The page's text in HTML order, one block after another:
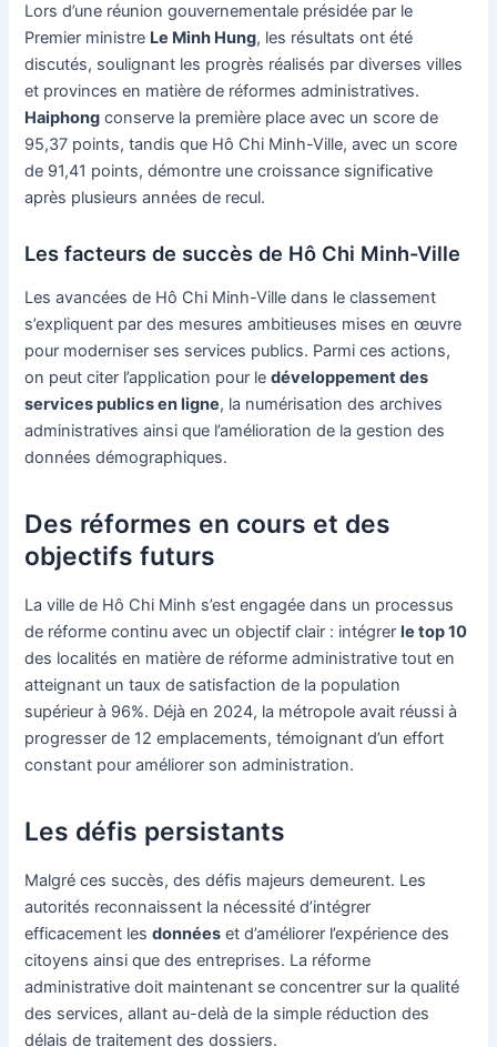
Lors d’une réunion gouvernementale présidée par le
Premier ministre Le Minh Hung, les résultats ont été
discutés, soulignant les progrès réalisés par diverses villes
et provinces en matière de réformes administratives.
Haiphong conserve la première place avec un score de
95,37 points, tandis que Hô Chi Minh-Ville, avec un score
de 91,41 points, démontre une croissance significative
après plusieurs années de recul.
Les facteurs de succès de Hô Chi Minh-Ville
Les avancées de Hô Chi Minh-Ville dans le classement
s’expliquent par des mesures ambitieuses mises en œuvre
pour moderniser ses services publics. Parmi ces actions,
on peut citer l’application pour ledéveloppement des
services publics en ligne, la numérisation des archives
administratives ainsi que l’amélioration de la gestion des
données démographiques.
Des réformes en cours et des
objectifs futurs
La ville de Hô Chi Minh s’est engagée dans un processus
de réforme continu avec un objectif clair : intégrerle top 10
des localités en matière de réforme administrative tout en
atteignant un taux de satisfaction de la population
supérieur à 96%. Déjà en 2024, la métropole avait réussi à
progresser de 12 emplacements, témoignant d’un effort
constant pour améliorer son administration.
Les défis persistants
Malgré ces succès, des défis majeurs demeurent. Les
autorités reconnaissent la nécessité d’intégrer
efficacement lesdonnées et d’améliorer l’expérience des
citoyens ainsi que des entreprises. La réforme
administrative doit maintenant se concentrer sur la qualité
des services, allant au-delà de la simple réduction des
délais de traitement des dossiers.